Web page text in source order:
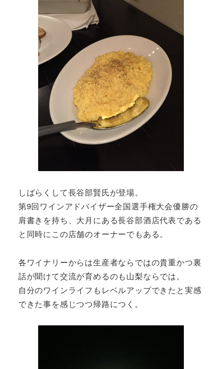
しばらくして長谷部賢氏が登場。
第9回ワインアドバイザー全国選手権大会優勝の
肩書きを持ち、大月にある長谷部酒店代表である
と同時にこの店舗のオーナーでもある。
各ワイナリーからは生産者ならではの貴重かつ裏
話が聞けて交流が育めるのも山梨ならでは。
自分のワインライフもレベルアップできたと実感
できた事を感じつつ帰路につく。